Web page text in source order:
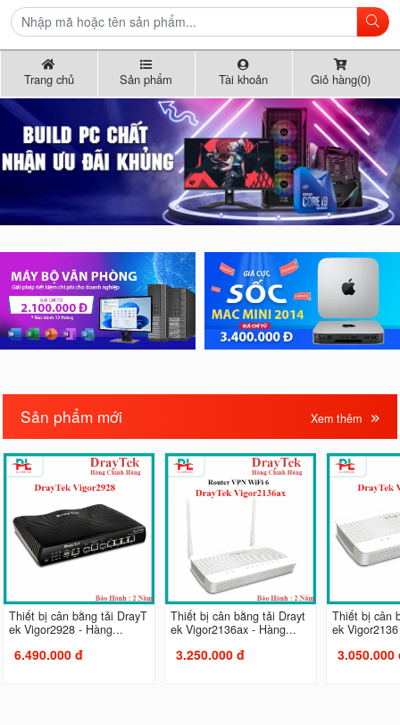
Trang chủ Sản phẩm Tài khoản Giỏ hàng(0)
Sản phẩm mới Xem thêm
Thiết bị cân bằng tải DrayT
ek Vigor2928 - Hàng...
6.490.000 đ
Thiết bị cân bằng tải Drayt
ek Vigor2136ax - Hàng...
3.250.000 đ
Thiết bị cân
ek
3.050.000